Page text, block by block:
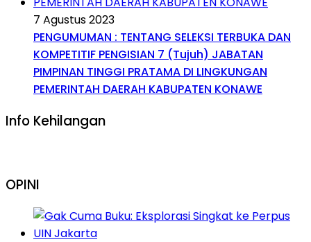
7 Agustus 2023
PENGUMUMAN : TENTANG SELEKSI TERBUKA DAN
KOMPETITIF PENGISIAN 7 (Tujuh) JABATAN
PIMPINAN TINGGI PRATAMA DI LINGKUNGAN
PEMERINTAH DAERAH KABUPATEN KONAWE
Info Kehilangan
OPINI